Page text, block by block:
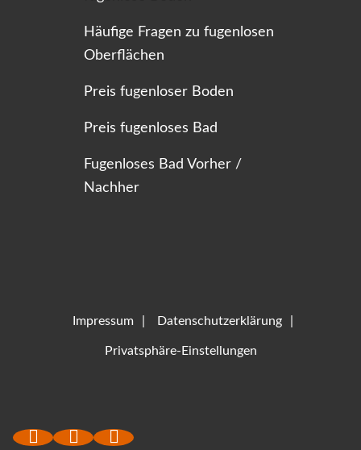
Häufige Fragen zu fugenlosen
Oberflächen
Preis fugenloser Boden
Preis fugenloses Bad
Fugenloses Bad Vorher /
Nachher
Impressum Datenschutzerklärung
Privatsphäre-Einstellungen